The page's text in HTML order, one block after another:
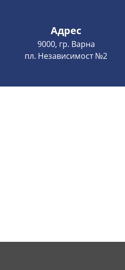
Адрес
9000, гр. Варна
пл. Независимост №2